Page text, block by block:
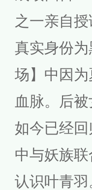
之一亲自
真实身份
场】中因
血脉。后被
如今已经
中与妖族
认识叶青